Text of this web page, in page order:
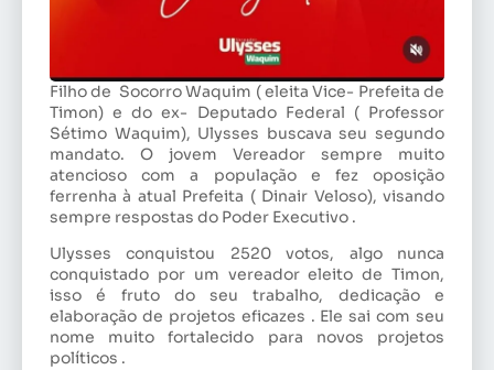
Filho de Socorro Waquim ( eleita Vice- Prefeita de
Timon) e do ex- Deputado Federal ( Professor
Sétimo Waquim), Ulysses buscava seu segundo
mandato. O jovem Vereador sempre muito
atencioso com a população e fez oposição
ferrenha à atual Prefeita ( Dinair Veloso), visando
sempre respostas do Poder Executivo .
Ulysses conquistou 2520 votos, algo nunca
conquistado por um vereador eleito de Timon,
isso é fruto do seu trabalho, dedicação e
elaboração de projetos eficazes . Ele sai com seu
nome muito fortalecido para novos projetos
políticos .